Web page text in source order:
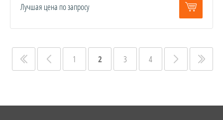
Лучшая цена по запросу
1 2 3 4